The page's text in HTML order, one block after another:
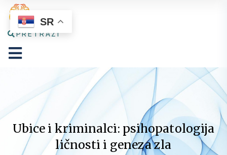
PRETRAŽI
Ubice i kriminalci: psihopatologija
ličnosti i geneza zla
SR